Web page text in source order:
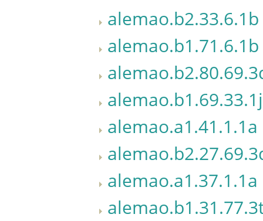
alemao.b2.33.6.1b
alemao.b1.71.6.1b
alemao.b1.69.33.1j
alemao.a1.41.1.1a
alemao.a1.37.1.1a